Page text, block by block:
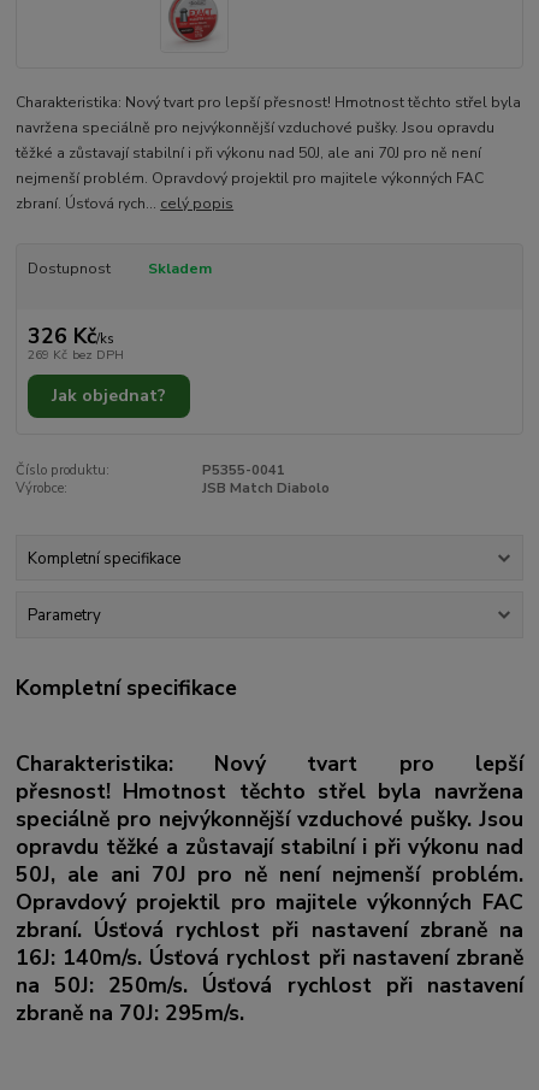
Charakteristika: Nový tvart pro lepší přesnost! Hmotnost těchto střel byla
navržena speciálně pro nejvýkonnější vzduchové pušky. Jsou opravdu
těžké a zůstavají stabilní i při výkonu nad 50J, ale ani 70J pro ně není
nejmenší problém. Opravdový projektil pro majitele výkonných FAC
zbraní. Úsťová rych... celý popis
Dostupnost Skladem
326 Kč/ks
269 Kč bez DPH
Jak objednat?
Číslo produktu:
P5355-0041
Výrobce:
JSB Match Diabolo
Kompletní specifikace
Parametry
Kompletní specifikace
Charakteristika: Nový tvart pro lepší
přesnost! Hmotnost těchto střel byla navržena
speciálně pro nejvýkonnější vzduchové pušky. Jsou
opravdu těžké a zůstavají stabilní i při výkonu nad
50J, ale ani 70J pro ně není nejmenší problém.
Opravdový projektil pro majitele výkonných FAC
zbraní. Úsťová rychlost při nastavení zbraně na
16J: 140m/s. Úsťová rychlost při nastavení zbraně
na 50J: 250m/s. Úsťová rychlost při nastavení
zbraně na 70J: 295m/s.